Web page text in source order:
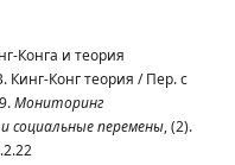
Конга и теория
Кинг-Конг теория / Пер. с
Мониторинг
социальные перемены, (2).